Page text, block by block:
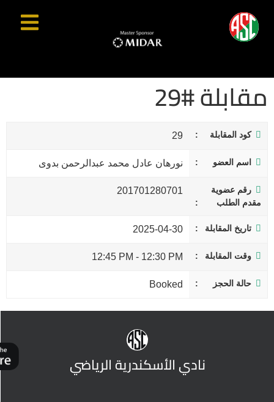
مقابلة #29
كود المقابلة 29
اسم العضو نورهان عادل محمد عبدالرحمن بدوى
رقم عضوية
مقدم الطلب
201701280701
تاريخ المقابلة 2025-04-30
وقت المقابلة 12:30 PM
-
12:45 PM
حالة الحجز Booked
نادي الأسكندرية الرياضي